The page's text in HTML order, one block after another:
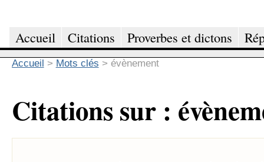
Accueil Citations Proverbes et dictons
Accueil > Mots clés > évènement
Citations sur :